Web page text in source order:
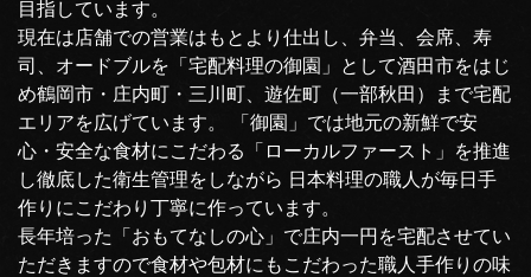
目指しています。
現在は店舗での営業はもとより仕出し、弁当、会席、寿
司、オードブルを「宅配料理の御園」として酒田市をはじ
め鶴岡市・庄内町・三川町、遊佐町（一部秋田）まで宅配
エリアを広げています。 「御園」では地元の新鮮で安
心・安全な食材にこだわる「ローカルファースト」を推進
し徹底した衛生管理をしながら 日本料理の職人が毎日手
作りにこだわり丁寧に作っています。
長年培った「おもてなしの心」で庄内一円を宅配させてい
ただきますので食材や包材にもこだわった職人手作りの味